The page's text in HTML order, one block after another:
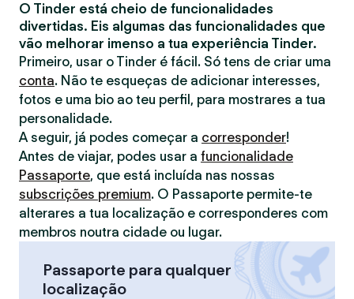
O Tinder está cheio de funcionalidades
divertidas. Eis algumas das funcionalidades que
vão melhorar imenso a tua experiência Tinder.
Primeiro, usar o Tinder é fácil. Só tens de criar uma
conta. Não te esqueças de adicionar interesses,
fotos e uma bio ao teu perfil, para mostrares a tua
personalidade.
A seguir, já podes começar a corresponder!
Antes de viajar, podes usar a funcionalidade
Passaporte, que está incluída nas nossas
subscrições premium. O Passaporte permite-te
alterares a tua localização e corresponderes com
membros noutra cidade ou lugar.
Passaporte para qualquer
localização